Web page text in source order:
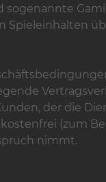
sogenannte
Spieleinhalten
der die
(zum
nimmt.